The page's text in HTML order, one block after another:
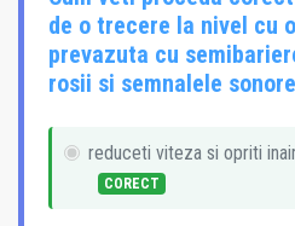
de o trecere la nivel cu
prevazuta cu
rosii si semnalele
reduceti viteza si opriti
CORECT